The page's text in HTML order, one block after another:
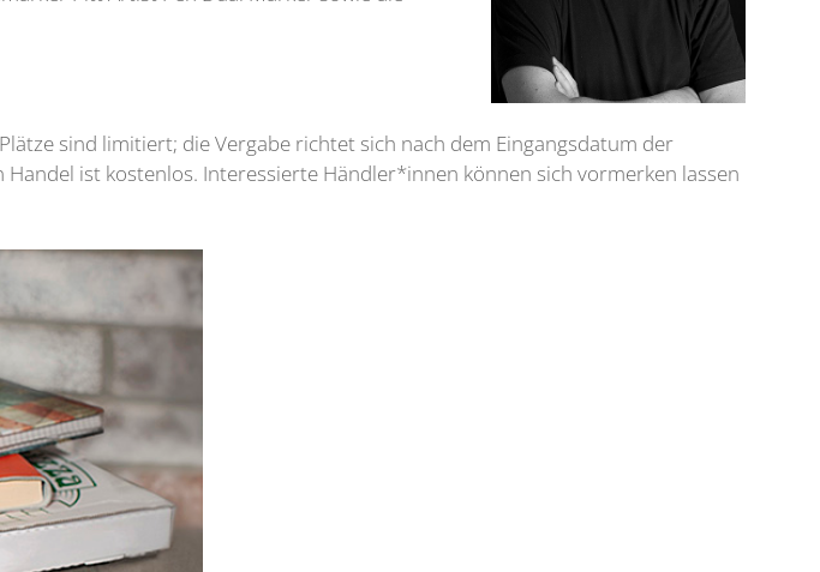
sind limitiert; die Vergabe richtet sich nach dem Eingangsdatum der
ist kostenlos. Interessierte Händler*innen können sich vormerken lassen